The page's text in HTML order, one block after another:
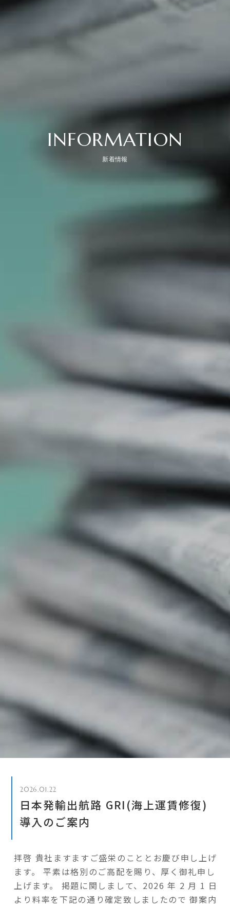
INFORMATION
新着情報
2026.01.22
日本発輸出航路 GRI(海上運賃修復)
導入のご案内
拝啓 貴社ますますご盛栄のこととお慶び申し上げ
ます。 平素は格別のご高配を賜り、厚く御礼申し
上げます。 掲題に関しまして、2026 年 2 月 1 日
より料率を下記の通り確定致しましたので 御案内